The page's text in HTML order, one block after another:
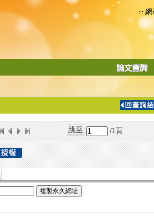
::: 網
導
/1 頁
複製永久網址